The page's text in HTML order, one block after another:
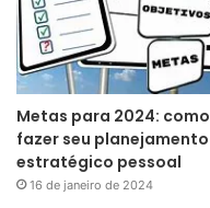
Metas para 2024: como
fazer seu planejamento
estratégico pessoal
16 de janeiro de 2024